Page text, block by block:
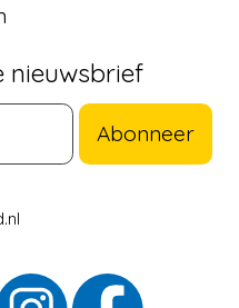
nieuwsbrief
Abonneer